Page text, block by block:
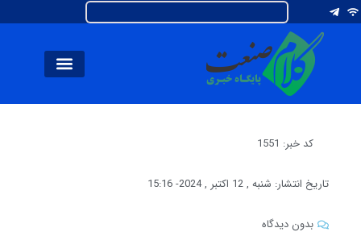
کد خبر: 1551
تاریخ انتشار: شنبه , 12 اکتبر , 2024 -
15:16
بدون دیدگاه